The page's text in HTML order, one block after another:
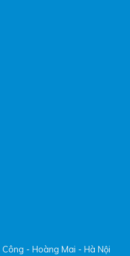
- Hoàng Mai - Hà Nội